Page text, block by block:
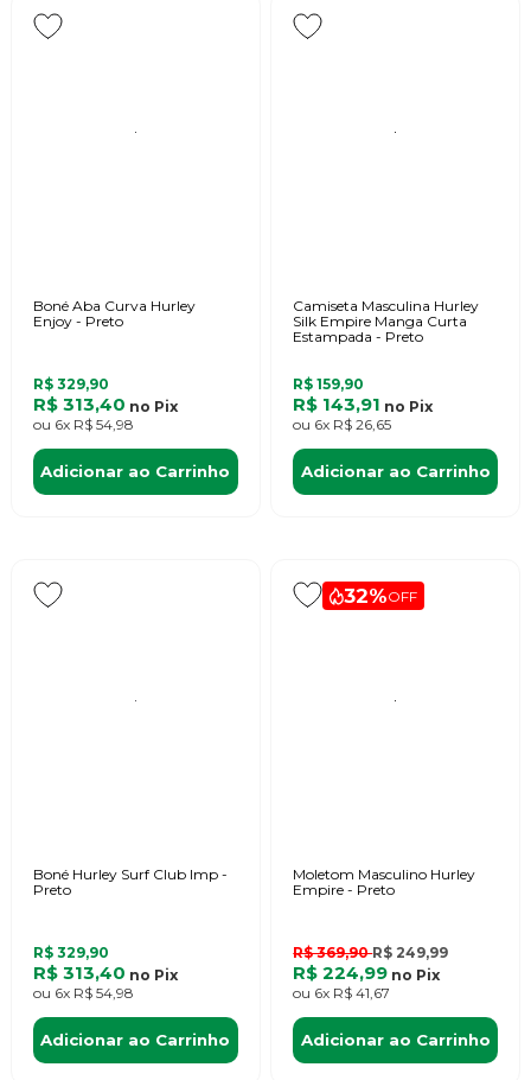
Boné Aba Curva Hurley
Enjoy - Preto
R$ 329,90
R$ 313,40 no Pix
ou 6x R$ 54,98
Adicionar ao Carrinho
Camiseta Masculina Hurley
Silk Empire Manga Curta
Estampada - Preto
R$ 159,90
R$ 143,91 no Pix
ou 6x R$ 26,65
Adicionar ao Carrinho
Boné Hurley Surf Club Imp -
Preto
R$ 329,90
R$ 313,40 no Pix
ou 6x R$ 54,98
Adicionar ao Carrinho
32%OFF
Moletom Masculino Hurley
Empire - Preto
R$ 369,90R$ 249,99
R$ 224,99 no Pix
ou 6x R$ 41,67
Adicionar ao Carrinho